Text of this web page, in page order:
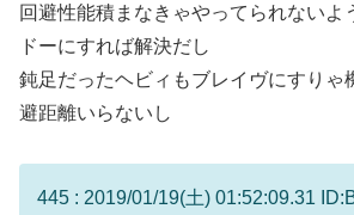
回避性能積まなきゃやってられないよ
ドーにすれば解決だし
鈍足だったヘビィもブレイヴにすりゃ
避距離いらないし
445 : 2019/01/19(土) 01:52:09.31